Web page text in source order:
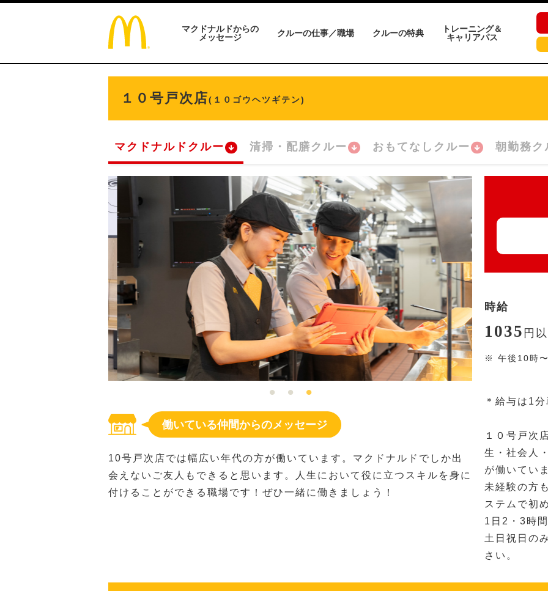
マクドナルドからの
メッセージ
クルーの仕事／職場 クルーの特典
トレーニング＆
キャリアパス
１０号戸次店(１０ゴウヘツギテン)
マクドナルドクルー 清掃・配膳クルー おもてなしクルー 朝勤務ク
働いている仲間からのメッセージ
10号戸次店では幅広い年代の方が働いています。マクドナルドでしか出
会えないご友人もできると思います。人生において役に立つスキルを身に
付けることができる職場です！ぜひ一緒に働きましょう！
時給
1035 円
※ 午後10時
＊給与は1
１０号戸次
生・社会人
が働いてい
未経験の方
ステムで初
1日2・3時
土日祝日の
さい。